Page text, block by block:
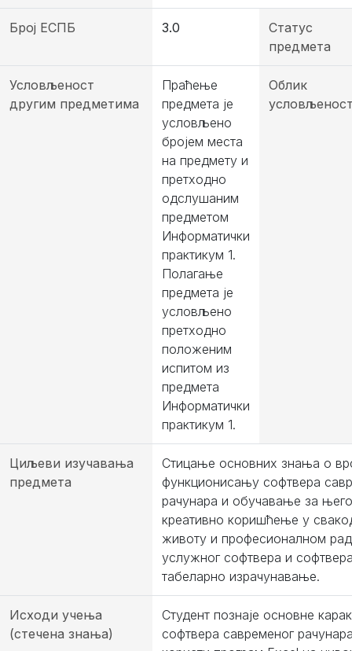
Број ЕСПБ 3.0
Статус
предмета
Условљеност
другим предметима
Праћење
предмета је
условљено
бројем места
на предмету и
претходно
одслушаним
предметом
Информатички
практикум 1.
Полагање
предмета је
условљено
претходно
положеним
испитом из
предмета
Информатички
практикум 1.
Облик
Циљеви изучавања
предмета
Стицање основних знања о
функционисању софтвера
рачунара и обучавање за
креативно коришћење у
животу и професионалном
услужног софтвера и
табеларно израчунавање.
Исходи учења
(стечена знања)
Студент познаје основне
софтвера савременог